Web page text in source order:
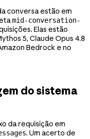
conversa estão em
mid-conversation-
Elas estão
5, Claude Opus 4.8
Bedrock e no
do sistema
da requisição em
. Um acerto de